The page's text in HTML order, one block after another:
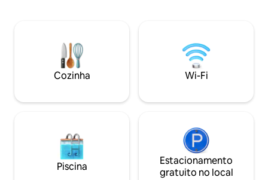
luminoso e ambiente, cama super
confortável, mesa/espaço de trabalho
grande, ótimo chuveiro e uma cozinha
adequada, para facilitar o final de um dia
caminhadas:
vegano e
Chocolatier,
Cozinha Wi-Fi
Piscina
Estacionamento
gratuito no local